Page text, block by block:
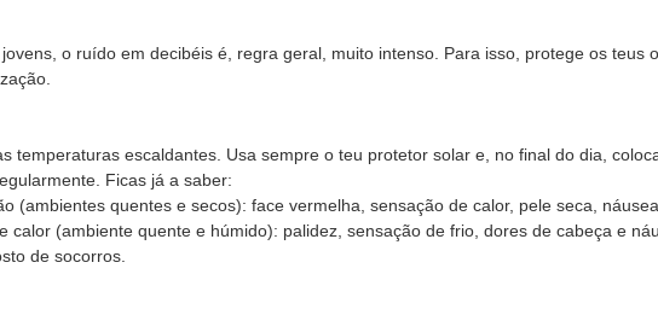
o ruído em decibéis é, regra geral, muito intenso. Para isso, protege os teus
temperaturas escaldantes. Usa sempre o teu protetor solar e, no final do dia,
Ficas já a saber:
(ambientes quentes e secos): face vermelha, sensação de calor, pele seca,
calor (ambiente quente e húmido): palidez, sensação de frio, dores de cabeça e
de socorros.